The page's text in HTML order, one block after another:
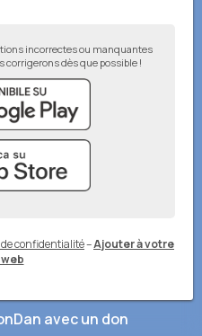
incorrectes ou manquantes
corrigerons dès que possible !
confidentialité–Ajouter à votre
avec un don